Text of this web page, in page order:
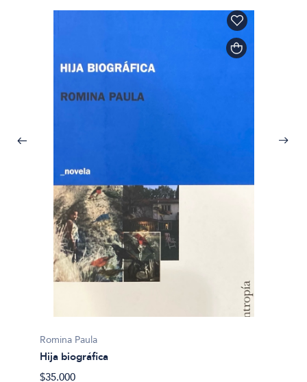
Romina Paula
Hija biográfica
$35.000